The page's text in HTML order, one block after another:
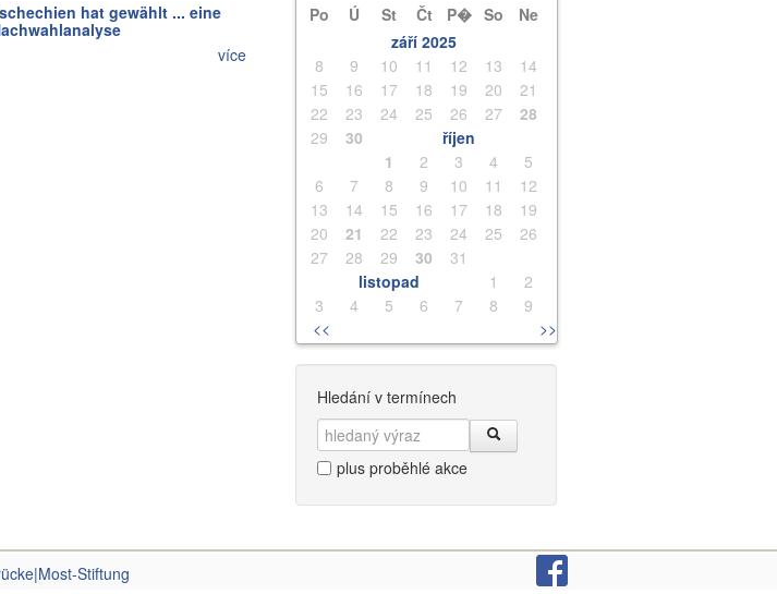
hat gewählt ... eine
více
Po Ú St Čt P� So
Ne
září 2025
8
9 10 11 12 13
14
15
16 17 18 19 20
21
22
23 24 25 26 27
28
29
30
říjen
1
2 3 4
5
6
7 8 9 10 11
12
13
14 15 16 17 18
19
20
21 22 23 24 25
26
27
28 29 30
31
listopad
1
2
3
4 5 6 7 8
9
<<
>>
Hledání v termínech
plus proběhlé akce
Stiftung